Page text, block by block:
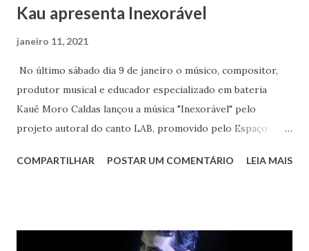
Kau apresenta Inexorável
janeiro 11, 2021
No último sábado dia 9 de janeiro o músico, compositor,
produtor musical e educador especializado em bateria
Kauê Moro Caldas lançou a música "Inexorável" pelo
projeto autoral do canto LAB, promovido pelo Espaço
mogiano fala sobre algo que "continua indefinidamente, que
que ele não conhecia. Ao acordar tentou descobrir qual
COMPARTILHAR POSTAR UM COMENTÁRIO LEIA MAIS